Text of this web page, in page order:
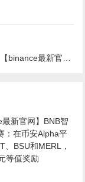
【binance最新官网】币安合约将上线XAGUSDT U本位永续合约